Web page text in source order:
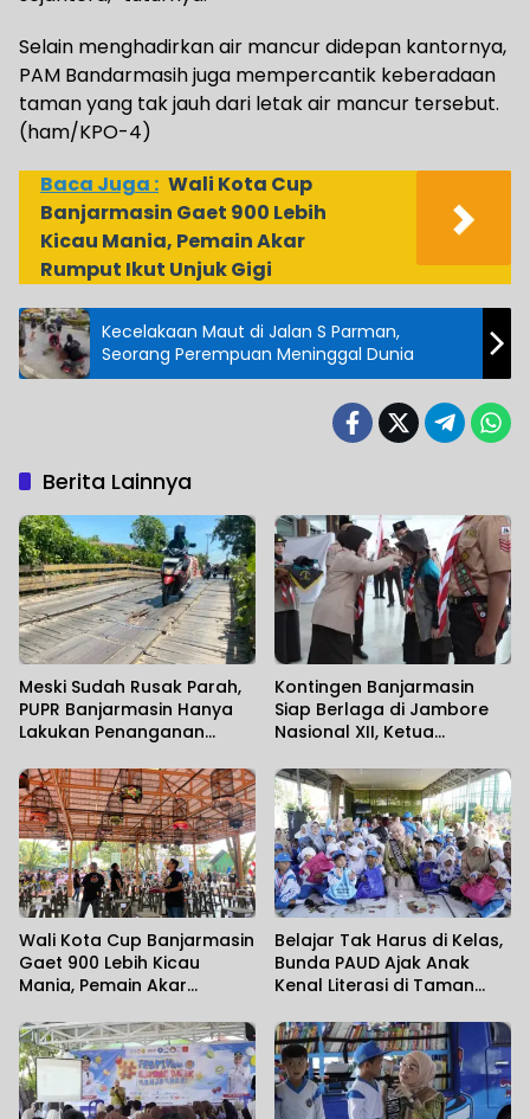
Selain menghadirkan air mancur didepan kantornya,
PAM Bandarmasih juga mempercantik keberadaan
taman yang tak jauh dari letak air mancur tersebut.
(ham/KPO-4)
Baca Juga : Wali Kota Cup
Banjarmasin Gaet 900 Lebih
Kicau Mania, Pemain Akar
Rumput Ikut Unjuk Gigi
Kecelakaan Maut di Jalan S Parman,
Seorang Perempuan Meninggal Dunia
Berita Lainnya
Meski Sudah Rusak Parah,
PUPR Banjarmasin Hanya
Lakukan Penanganan
Basirih
Kontingen Banjarmasin
Siap Berlaga di Jambore
Nasional XII, Ketua
Sportivitas dan Budaya
Banjar
Wali Kota Cup Banjarmasin
Gaet 900 Lebih Kicau
Mania, Pemain Akar
Belajar Tak Harus di Kelas,
Bunda PAUD Ajak Anak
Kenal Literasi di Taman